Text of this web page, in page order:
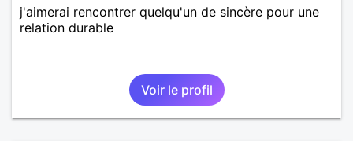
j'aimerai rencontrer quelqu'un de sincère pour une
relation durable
Voir le profil